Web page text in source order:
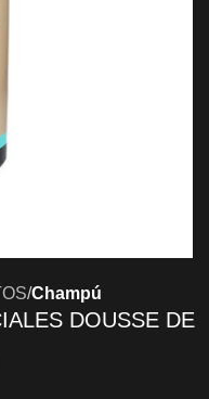
Champú
DOUSSE DE